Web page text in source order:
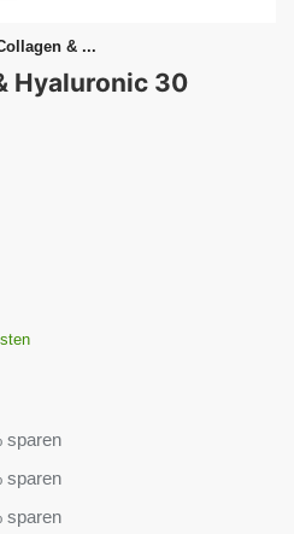
& ...
Hyaluronic 30
sparen
sparen
sparen